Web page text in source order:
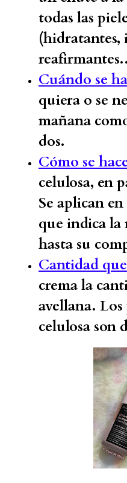
todas las
(hidratantes,
Cuándo se
quiera o se
mañana
dos.
Cómo se
celulosa, en
Se aplican
que indica la
hasta su
Cantidad
crema la
avellana. Los
celulosa son